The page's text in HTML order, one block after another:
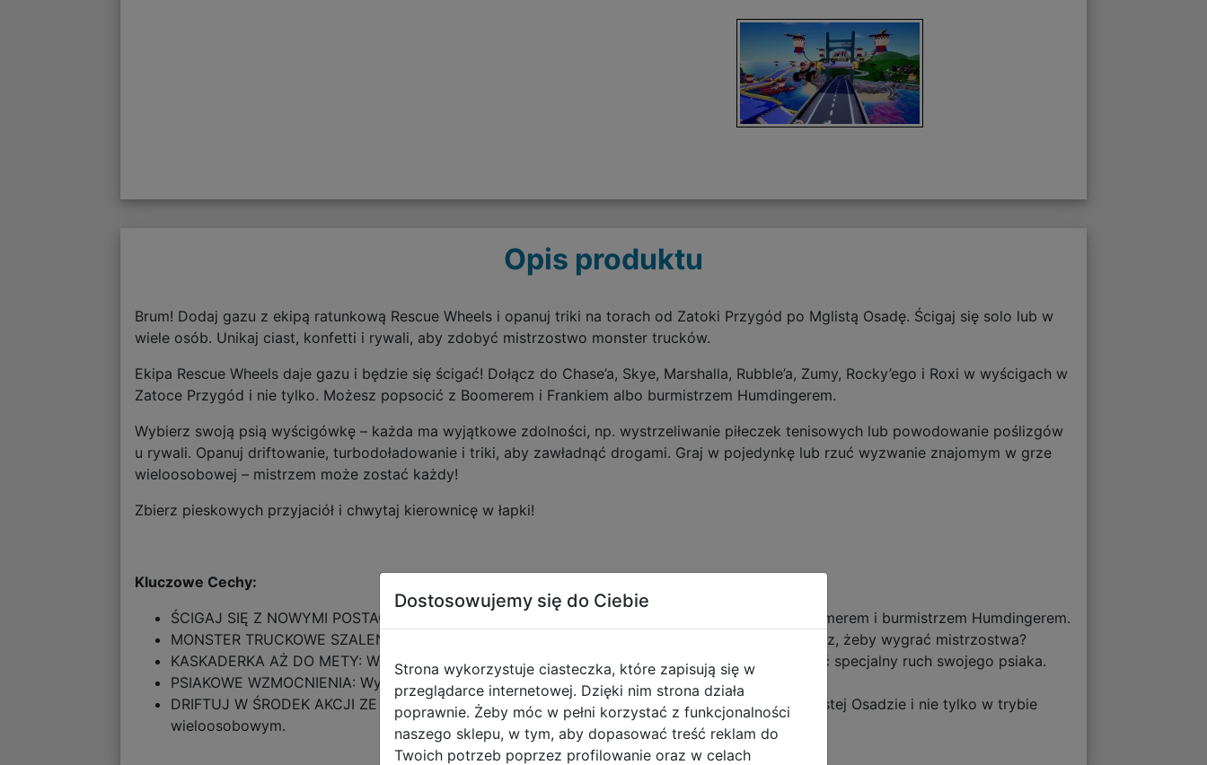
Opis produktu
Brum! Dodaj gazu z ekipą ratunkową Rescue Wheels i opanuj triki na torach od Zatoki Przygód po Mglistą Osadę. Ścigaj się solo lub w
wiele osób. Unikaj ciast, konfetti i rywali, aby zdobyć mistrzostwo monster trucków.
Ekipa Rescue Wheels daje gazu i będzie się ścigać! Dołącz do Chase’a, Skye, Marshalla, Rubble’a, Zumy, Rocky’ego i Roxi w wyścigach w
Zatoce Przygód i nie tylko. Możesz popsocić z Boomerem i Frankiem albo burmistrzem Humdingerem.
Wybierz swoją psią wyścigówkę – każda ma wyjątkowe zdolności, np. wystrzeliwanie piłeczek tenisowych lub powodowanie poślizgów
u rywali. Opanuj driftowanie, turbodoładowanie i triki, aby zawładnąć drogami. Graj w pojedynkę lub rzuć wyzwanie znajomym w grze
wieloosobowej – mistrzem może zostać każdy!
Zbierz pieskowych przyjaciół i chwytaj kierownicę w łapki!
Kluczowe Cechy:
ŚCIGAJ SIĘ Z NOWYMI POSTACIAMI: Graj z ekipą ratunkową Rescue Wheels, w tym z Roxi, Boomerem i burmistrzem Humdingerem.
MONSTER TRUCKOWE SZALEŃSTWO: Buldożer, poduszkowiec albo odrzutowiec. Co wybierzesz, żeby wygrać mistrzostwa?
KASKADERKA AŻ DO METY: Wykonuj triki w powietrzu, żeby zdobyć doładowanie i odblokować specjalny ruch swojego psiaka.
PSIAKOWE WZMOCNIENIA: Wyprzedź rywali, zbierając pieskowe przysmaki i obiekty.
DRIFTUJ W ŚRODEK AKCJI ZE ZNAJOMYMI: Pędź przez areny w Zatoce Przygód, Dżungli, Mglistej Osadzie i nie tylko w trybie
wieloosobowym.
Dostosowujemy się do Ciebie
Strona wykorzystuje ciasteczka, które zapisują się w
przeglądarce internetowej. Dzięki nim strona działa
poprawnie. Żeby móc w pełni korzystać z funkcjonalności
naszego sklepu, w tym, aby dopasować treść reklam do
Twoich potrzeb poprzez profilowanie oraz w celach